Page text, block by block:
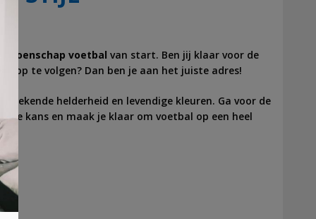
voetbal van start. Ben jij klaar voor de
op te volgen? Dan ben je aan het juiste adres!
, ongekende helderheid en levendige kleuren. Ga voor de
nu je kans en maak je klaar om voetbal op een heel